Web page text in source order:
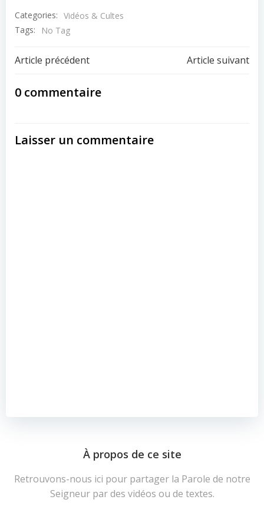
Categories: Vidéos & Cultes
Tags:
No Tag
Post
navigation
Article précédent Article suivant
0 commentaire
Laisser un commentaire
À propos de ce site
Retrouvons-nous ici pour partager la Parole de notre
Seigneur par des vidéos ou de textes.